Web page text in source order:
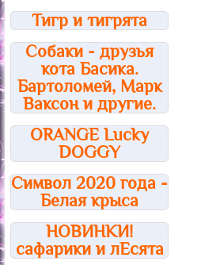
Тигр и тигрята
Собаки - друзья
кота Басика.
Бартоломей, Марк
Ваксон и другие.
ORANGE Lucky
DOGGY
Символ 2020 года -
Белая крыса
НОВИНКИ!
сафарики и лЕсята